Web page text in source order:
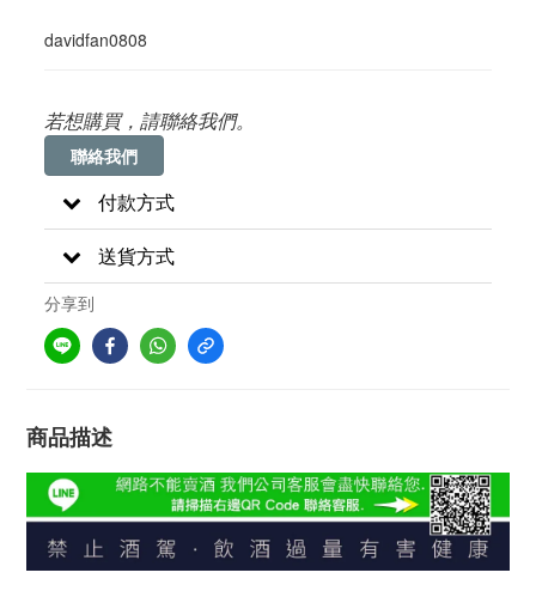
davidfan0808
若想購買，請聯絡我們。
聯絡我們
付款方式
送貨方式
分享到
商品描述